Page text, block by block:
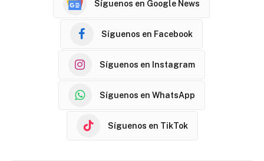
Síguenos en Google News
Síguenos en Facebook
Síguenos en Instagram
Síguenos en WhatsApp
Síguenos en TikTok